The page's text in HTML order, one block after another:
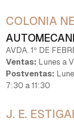
COLONIA
AVDA. 1º DE
Ventas: Lunes a
Postventas:
7:30 a 11:30
J. E.